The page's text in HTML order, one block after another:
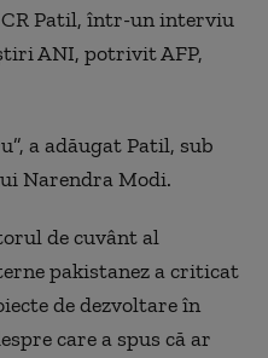
Patil, într-un interviu
ANI, potrivit AFP,
a adăugat Patil, sub
Narendra Modi.
de cuvânt al
pakistanez a criticat
de dezvoltare în
care a spus că ar